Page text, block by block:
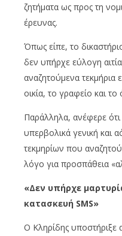
ζητήματα ως προς τη
έρευνας.
Όπως είπε, το
δεν υπήρχε εύλογη
αναζητούμενα τεκμήρια
οικία, το γραφείο και
Παράλληλα, ανέφερε ότι
υπερβολικά γενική και
τεκμηρίων που
λόγο για προσπάθεια
«Δεν υπήρχε
κατασκευή SMS»
Ο Κληρίδης υποστήριξε